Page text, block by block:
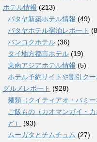
ホテル情報 (213)
パタヤ新築ホテル情報 (49)
パタヤホテル宿泊レポート
バンコクホテル (36)
タイ地方都市ホテル (19)
東南アジアホテル情報 (5)
ホテル予約サイトや割引ク
グルメレポート (928)
麺類（クイティアオ・バミー
ご飯もの（カオマンガイ・
ど）
(93)
ムーガタとチムチュム (27)